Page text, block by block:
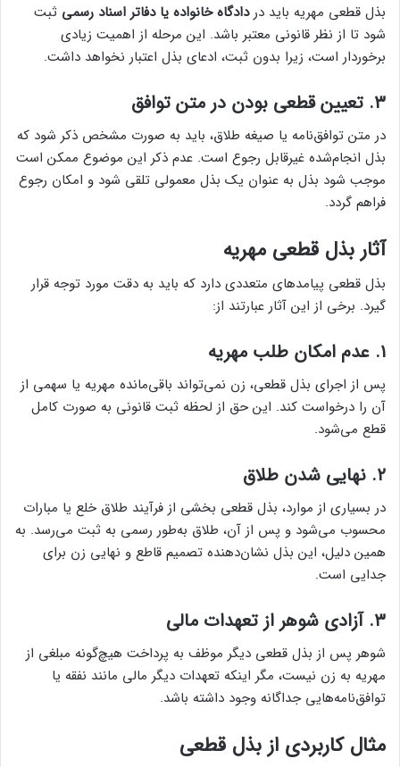
بذل قطعی مهریه باید دردادگاه خانواده یا دفاتر اسناد رسمی ثبت
شود تا از نظر قانونی معتبر باشد. این مرحله از اهمیت زیادی
برخوردار است، زیرا بدون ثبت، ادعای بذل اعتبار نخواهد داشت.
۳. تعیین قطعی بودن در متن توافق
در متن توافق‌نامه یا صیغه طلاق، باید به صورت مشخص ذکر شود که
بذل انجام‌شده غیرقابل رجوع است. عدم ذکر این موضوع ممکن است
موجب شود بذل به عنوان یک بذل معمولی تلقی شود و امکان رجوع
فراهم گردد.
آثار بذل قطعی مهریه
بذل قطعی پیامدهای متعددی دارد که باید به دقت مورد توجه قرار
گیرد. برخی از این آثار عبارتند از:
۱. عدم امکان طلب مهریه
پس از اجرای بذل قطعی، زن نمی‌تواند باقی‌مانده مهریه یا سهمی از
آن را درخواست کند. این حق از لحظه ثبت قانونی به صورت کامل
قطع می‌شود.
۲. نهایی شدن طلاق
در بسیاری از موارد، بذل قطعی بخشی از فرآیند طلاق خلع یا مبارات
محسوب می‌شود و پس از آن، طلاق به‌طور رسمی به ثبت می‌رسد. به
همین دلیل، این بذل نشان‌دهنده تصمیم قاطع و نهایی زن برای
جدایی است.
۳. آزادی شوهر از تعهدات مالی
شوهر پس از بذل قطعی دیگر موظف به پرداخت هیچ‌گونه مبلغی از
مهریه به زن نیست، مگر اینکه تعهدات دیگر مالی مانند نفقه یا
توافق‌نامه‌هایی جداگانه وجود داشته باشد.
مثال کاربردی از بذل قطعی